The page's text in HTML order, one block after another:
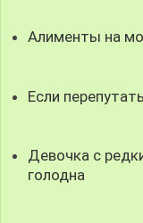
Алименты на
Если
Девочка с
голодна